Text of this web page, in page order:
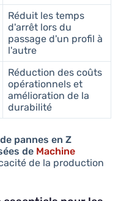
Réduit les temps
d'arrêt lors du
passage d'un profil à
l'autre
Réduction des coûts
opérationnels et
amélioration de la
durabilité
pannes en Z
de Machine
de la production